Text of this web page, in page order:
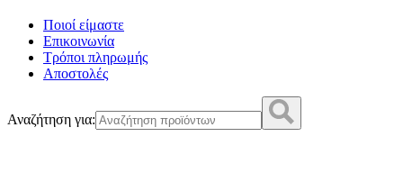
Ποιοί είμαστε
Επικοινωνία
Τρόποι πληρωμής
Αποστολές
Αναζήτηση για: